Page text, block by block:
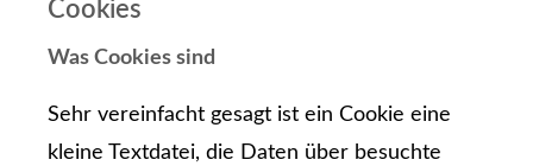
Cookies
Was Cookies sind
Sehr vereinfacht gesagt ist ein Cookie eine
kleine Textdatei, die Daten über besuchte